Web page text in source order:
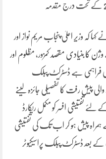
کہ وزیرِ اعلیٰ پنجاب مریم نواز اور
وژن کا بنیادی مقصد کمزور، مظلوم اور
فراہمی ہے ڈسٹرکٹ پبلک
پیش رفت کا تفصیلی جائزہ لینے
لئے تفتیشی افسر کو مکمل ریکارڈ
ہمراہ پیش ہو کر اب تک کی تفتیشی
بعد ڈسٹرکٹ پبلک پراسیکیوٹر